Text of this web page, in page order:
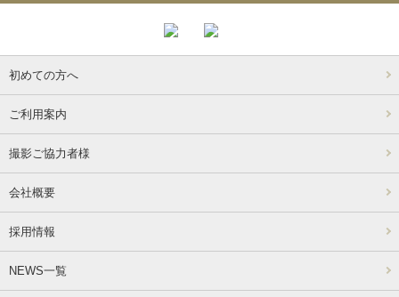
初めての方へ
ご利用案内
撮影ご協力者様
会社概要
採用情報
NEWS一覧